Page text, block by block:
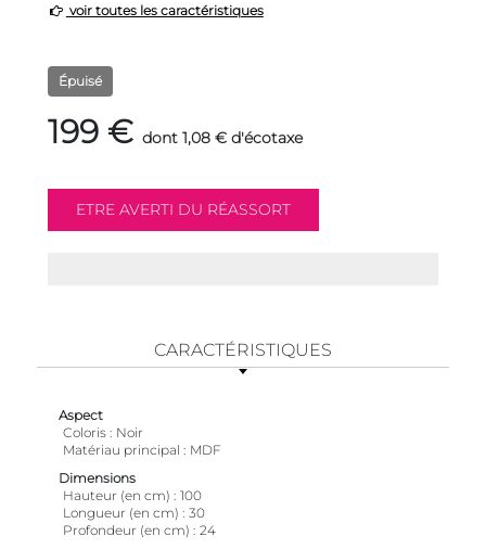
voir toutes les caractéristiques
Épuisé
199 € dont 1,08 € d'écotaxe
CARACTÉRISTIQUES
Aspect
Coloris
Noir
Matériau principal
MDF
Dimensions
Hauteur (en cm)
100
Longueur (en cm)
30
Profondeur (en cm)
24